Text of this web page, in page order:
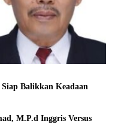
Balikkan Keadaan
M.P.d Inggris Versus